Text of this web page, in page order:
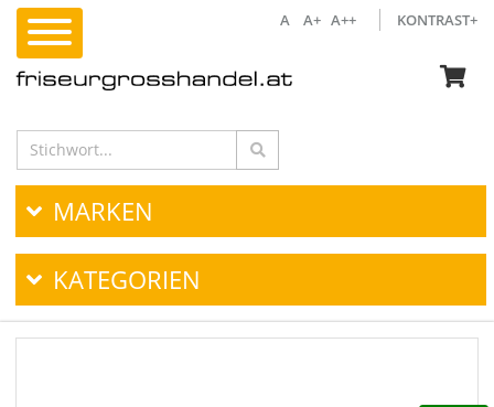
A A+ A++ KONTRAST+
MARKEN
KATEGORIEN